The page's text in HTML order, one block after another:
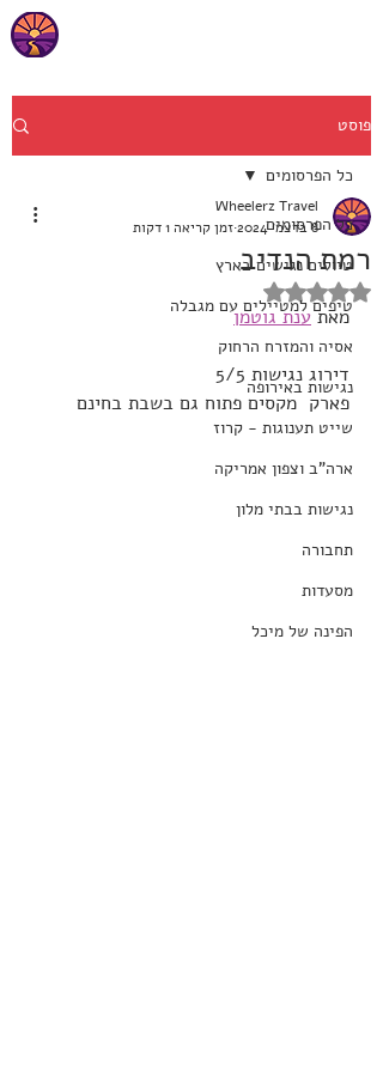
פוסט
כל הפרסומים
טיולים נגישים בארץ
טיפים למטיילים עם מגבלה
אסיה והמזרח הרחוק
נגישות באירופה
שייט תענוגות - קרוז
ארה"ב וצפון אמריקה
נגישות בבתי מלון
תחבורה
מסעדות
הפינה של מיכל
כל הפרסומים
רמת הנדיב
Wheelerz Travel
8 בדצמ׳ 2024
זמן קריאה 1 דקות
דירוג של NaN מתוך 5 כוכבים
מאת ענת גוטמן
דירוג נגישות 5/5
פארק  מקסים פתוח גם בשבת בחינם